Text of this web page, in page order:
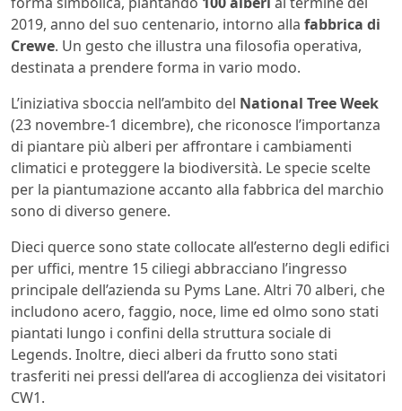
2019, anno del suo centenario, intorno alla fabbrica di
Crewe. Un gesto che illustra una filosofia operativa,
destinata a prendere forma in vario modo.
L’iniziativa sboccia nell’ambito del National Tree Week
(23 novembre-1 dicembre), che riconosce l’importanza
di piantare più alberi per affrontare i cambiamenti
climatici e proteggere la biodiversità. Le specie scelte
per la piantumazione accanto alla fabbrica del marchio
sono di diverso genere.
Dieci querce sono state collocate all’esterno degli edifici
per uffici, mentre 15 ciliegi abbracciano l’ingresso
principale dell’azienda su Pyms Lane. Altri 70 alberi, che
includono acero, faggio, noce, lime ed olmo sono stati
piantati lungo i confini della struttura sociale di
Legends. Inoltre, dieci alberi da frutto sono stati
trasferiti nei pressi dell’area di accoglienza dei visitatori
CW1.